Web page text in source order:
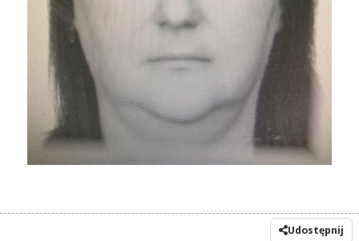
Udostępnij